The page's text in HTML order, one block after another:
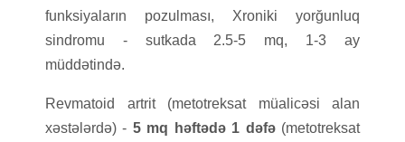
funksiyaların pozulması, Xroniki yorğunluq
sindromu - sutkada 2.5-5 mq, 1-3 ay
müddətində.
Revmatoid artrit (metotreksat müalicəsi alan
xəstələrdə) - 5 mq həftədə 1 dəfə (metotreksat